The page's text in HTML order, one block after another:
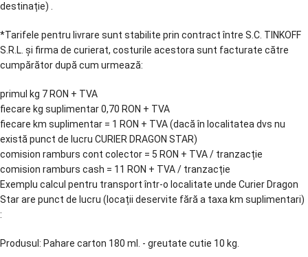
destinație) .
*Tarifele pentru livrare sunt stabilite prin contract între S.C. TINKOFF
S.R.L. și firma de curierat, costurile acestora sunt facturate către
cumpărător după cum urmează:
primul kg 7 RON + TVA
fiecare kg suplimentar 0,70 RON + TVA
fiecare km suplimentar = 1 RON + TVA (dacă în localitatea dvs nu
există punct de lucru CURIER DRAGON STAR)
comision ramburs cont colector = 5 RON + TVA / tranzacție
comision ramburs cash = 11 RON + TVA / tranzacție
Exemplu calcul pentru transport într-o localitate unde Curier Dragon
Star are punct de lucru (locații deservite fără a taxa km suplimentari)
:
Produsul: Pahare carton 180 ml. - greutate cutie 10 kg.